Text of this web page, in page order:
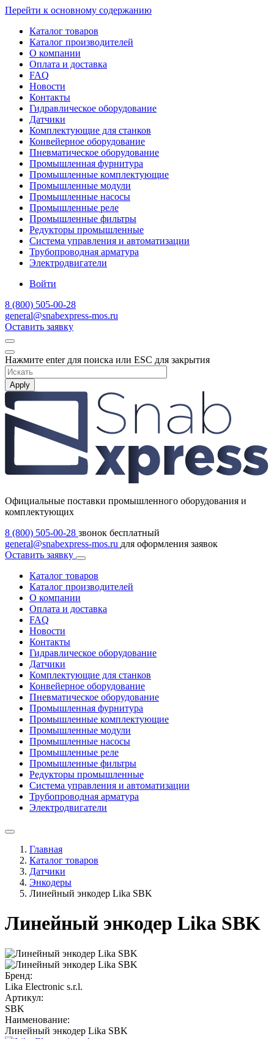
Перейти к основному содержанию
Каталог товаров
Каталог производителей
О компании
Оплата и доставка
FAQ
Новости
Контакты
Гидравлическое оборудование
Датчики
Комплектующие для станков
Конвейерное оборудование
Пневматическое оборудование
Промышленная фурнитура
Промышленные комплектующие
Промышленные модули
Промышленные насосы
Промышленные реле
Промышленные фильтры
Редукторы промышленные
Система управления и автоматизации
Трубопроводная арматура
Электродвигатели
Войти
8 (800) 505-00-28
general@snabexpress-mos.ru
Оставить заявку
Нажмите enter для поиска или ESC для закрытия
Apply
Официальные поставки промышленного оборудования и
комплектующих
8 (800) 505-00-28 звонок бесплатный
general@snabexpress-mos.ru для оформления заявок
Оставить заявку
Каталог товаров
Каталог производителей
О компании
Оплата и доставка
FAQ
Новости
Контакты
Гидравлическое оборудование
Датчики
Комплектующие для станков
Конвейерное оборудование
Пневматическое оборудование
Промышленная фурнитура
Промышленные комплектующие
Промышленные модули
Промышленные насосы
Промышленные реле
Промышленные фильтры
Редукторы промышленные
Система управления и автоматизации
Трубопроводная арматура
Электродвигатели
Главная
Каталог товаров
Датчики
Энкодеры
Линейный энкодер Lika SBK
Линейный энкодер Lika SBK
Бренд:
Lika Electronic s.r.l.
Артикул:
SBK
Наименование:
Линейный энкодер Lika SBK